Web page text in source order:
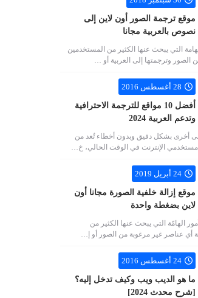
موقع ترجمة الصور أون لاين إلى
نصوص بالعربية مجانا
التي يبحث عنها الكثير من المستخدمين
وترجمتها إلى العربية أو …
28 أغسطس 2016
أفضل 10 مواقع للترجمة الاحترافية
وتدعم العربية 2024
أخرى بشكل دقيق وبدون أخطاء تُعد من
مستخدمي الإنترنت في الوقت الحالي، خ…
24 أبريل 2019
موقع إزالة خلفية الصورة مجانا أون
لاين بضغطة واحدة
الهامّة التي يبحث عنها الكثير من
أي عناصر غير مرغوبة من الصور أو إ…
24 أغسطس 2016
ما هو الديب ويب وكيف تدخل إليه؟
[شرح محدث 2024]